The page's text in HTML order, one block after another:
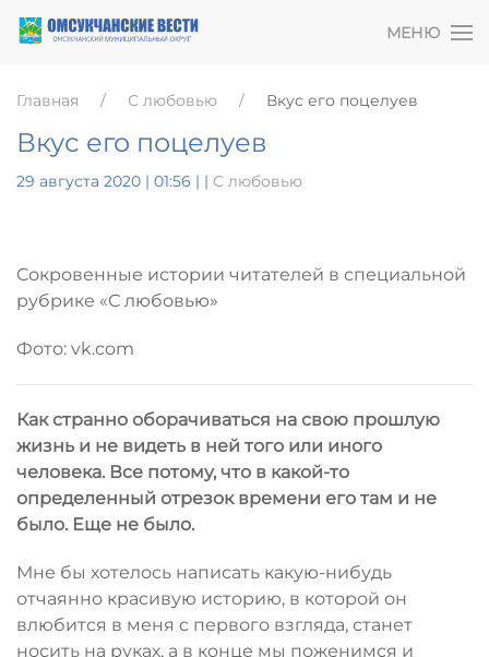
МЕНЮ
Главная С любовью Вкус его поцелуев
Вкус его поцелуев
29 августа 2020 | 01:56 | | С любовью
Сокровенные истории читателей в специальной
рубрике «С любовью»
Фото: vk.com
Как странно оборачиваться на свою прошлую
жизнь и не видеть в ней того или иного
человека. Все потому, что в какой-то
определенный отрезок времени его там и не
было. Еще не было.
Мне бы хотелось написать какую-нибудь
отчаянно красивую историю, в которой он
влюбится в меня с первого взгляда, станет
носить на руках, а в конце мы поженимся и